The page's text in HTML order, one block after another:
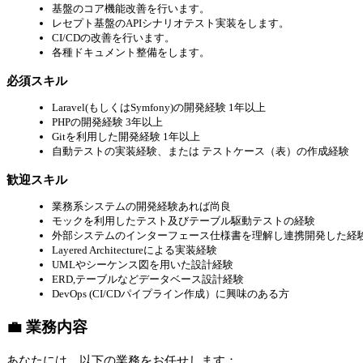
基盤のコア機能改善を行います。
レセプト基盤のAPIシナリオテスト実装をします。
CI/CDの改善を行います。
各種ドキュメント整備をします。
必須スキル
Laravel(もしくはSymfony)の開発経験 1年以上
PHPの開発経験 3年以上
Gitを利用した開発経験 1年以上
自動テストの実装経験、または テストケース（表）の作成経験
歓迎スキル
業務系システムの開発経験あれば尚良
モックを利用したテスト及びテーブル駆動テストの経験
外部システムのインターフェース仕様書を理解し連携開発した経
Layered Architectureによる実装経験
UMLやシーケンス図を用いた設計経験
ERD,テーブルなどデータベース設計経験
DevOps (CI/CDパイプライン作成）に興味のある方
💼 業務内容
あなたには、以下の業務をお任せします：